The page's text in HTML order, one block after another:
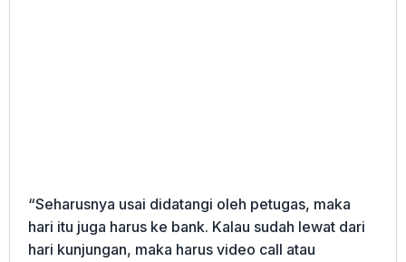
“Seharusnya usai didatangi oleh petugas, maka
hari itu juga harus ke bank. Kalau sudah lewat dari
hari kunjungan, maka harus video call atau